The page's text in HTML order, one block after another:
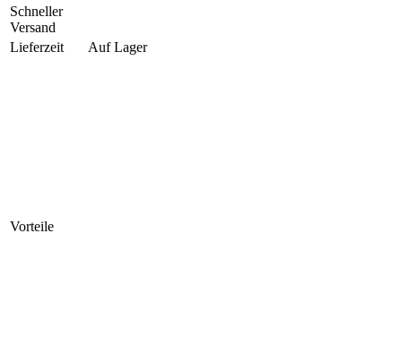
Schneller
Versand
Lieferzeit
Auf Lager
Vorteile